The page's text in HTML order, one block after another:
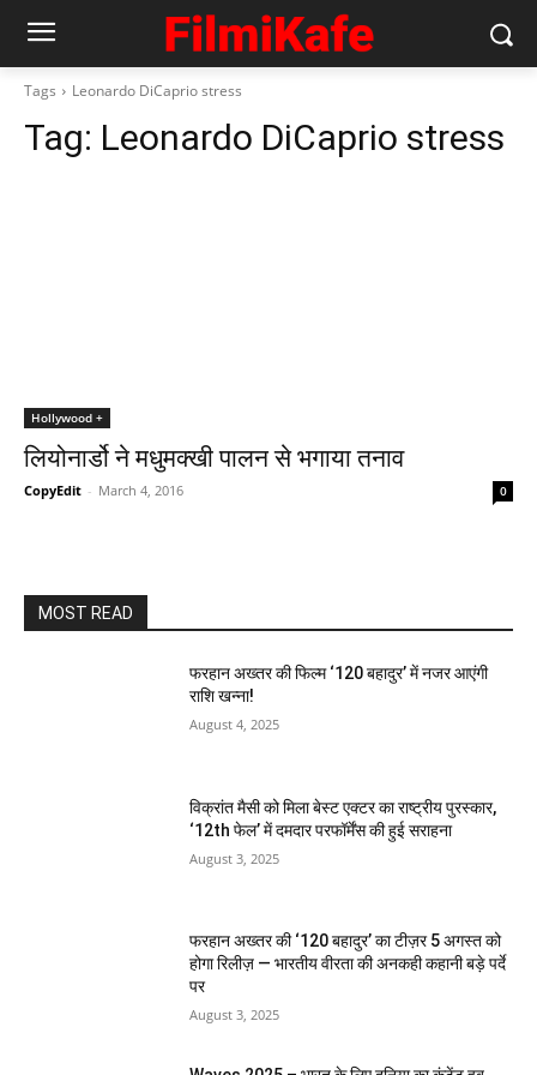
Tags Leonardo DiCaprio stress
Tag: Leonardo DiCaprio stress
Hollywood +
लियोनार्डो ने मधुमक्खी पालन से भगाया तनाव
CopyEdit - March 4, 2016 0
MOST READ
फरहान अख्तर की फिल्म ‘120 बहादुर’ में नजर आएंगी
राशि खन्ना!
August 4, 2025
विक्रांत मैसी को मिला बेस्ट एक्टर का राष्ट्रीय पुरस्कार,
‘12th फेल’ में दमदार परफॉर्मेंस की हुई सराहना
August 3, 2025
फरहान अख्तर की ‘120 बहादुर’ का टीज़र 5 अगस्त को
होगा रिलीज़ — भारतीय वीरता की अनकही कहानी बड़े पर्दे
पर
August 3, 2025